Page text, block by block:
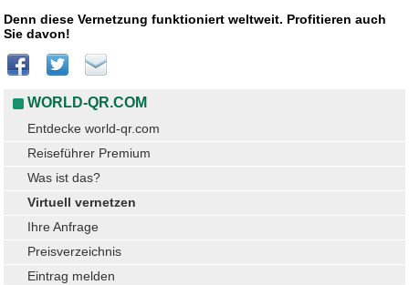
Denn diese Vernetzung funktioniert weltweit. Profitieren auch
Sie davon!
WORLD-QR.COM
Entdecke world-qr.com
Reiseführer Premium
Was ist das?
Virtuell vernetzen
Ihre Anfrage
Preisverzeichnis
Eintrag melden